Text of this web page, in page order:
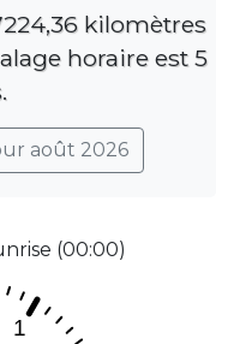
kilomètres
horaire est 5
août 2026
(00:00)